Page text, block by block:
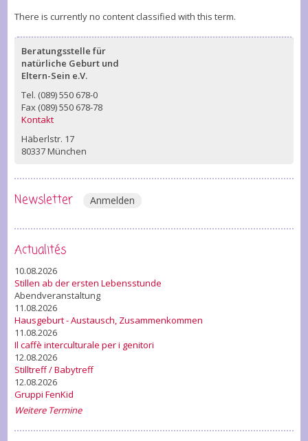
There is currently no content classified with this term.
Beratungsstelle für
natürliche Geburt und
Eltern-Sein e.V.
Tel. (089) 550 678-0
Fax (089) 550 678-78
Kontakt
Häberlstr. 17
80337 München
Newsletter Anmelden
Actualités
10.08.2026
Stillen ab der ersten Lebensstunde
Abendveranstaltung
11.08.2026
Hausgeburt - Austausch, Zusammenkommen
11.08.2026
Il caffè interculturale per i genitori
12.08.2026
Stilltreff / Babytreff
12.08.2026
Gruppi FenKid
Weitere Termine